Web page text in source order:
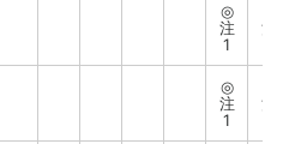
◎
注
1
注
◎
注
1
注